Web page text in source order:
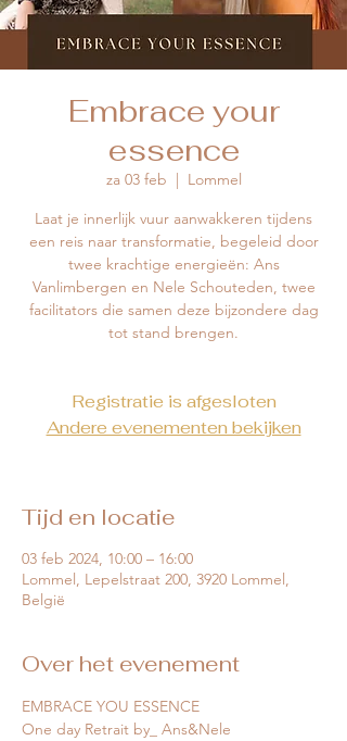
Embrace your
essence
za 03 feb
  |
Lommel
Laat je innerlijk vuur aanwakkeren tijdens
een reis naar transformatie, begeleid door
twee krachtige energieën: Ans
Vanlimbergen en Nele Schouteden, twee
facilitators die samen deze bijzondere dag
Registratie is afgesloten
Andere evenementen bekijken
Tijd en locatie
03 feb 2024, 10:00 – 16:00
Lommel, Lepelstraat 200, 3920 Lommel,
België
Over het evenement
EMBRACE YOU ESSENCE
One day Retrait by_ Ans&Nele